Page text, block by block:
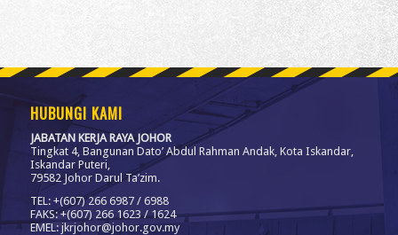
HUBUNGI KAMI
JABATAN KERJA RAYA JOHOR
Tingkat 4, Bangunan Dato’ Abdul Rahman Andak, Kota Iskandar,
Iskandar Puteri,
79582 Johor Darul Ta’zim.
TEL: +(607) 266 6987 / 6988
FAKS: +(607) 266 1623 / 1624
EMEL: jkrjohor@johor.gov.my